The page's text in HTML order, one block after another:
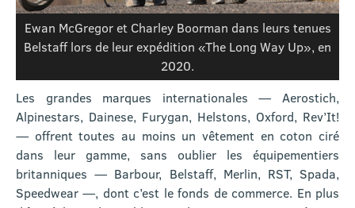
Ewan McGregor et Charley Boorman dans leurs tenues
Belstaff lors de leur expédition «The Long Way Up», en
2020.
Les grandes marques internationales — Aerostich,
Alpinestars, Dainese, Furygan, Helstons, Oxford, Rev’It!
— offrent toutes au moins un vêtement en coton ciré
dans leur gamme, sans oublier les équipementiers
britanniques — Barbour, Belstaff, Merlin, RST, Spada,
Speedwear —, dont c’est le fonds de commerce. En plus